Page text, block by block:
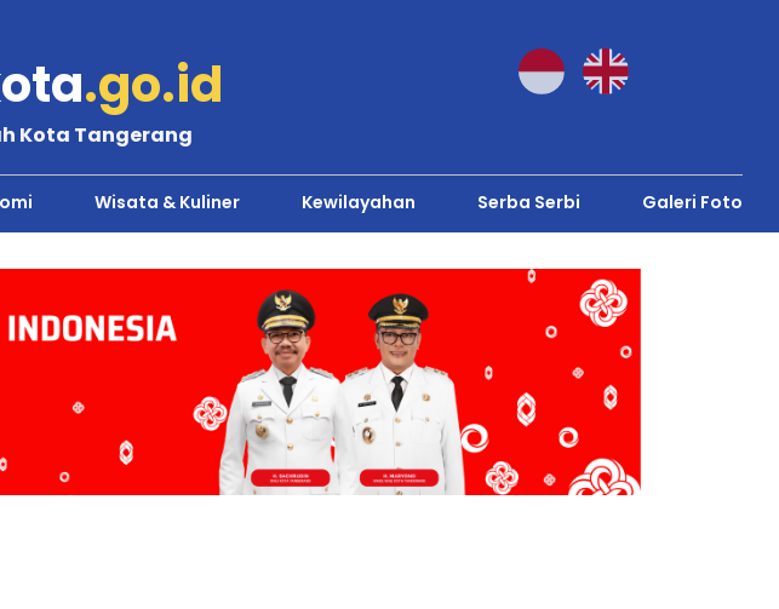
.go.id
Kota Tangerang
Wisata & Kuliner Kewilayahan Serba Serbi Galeri Foto